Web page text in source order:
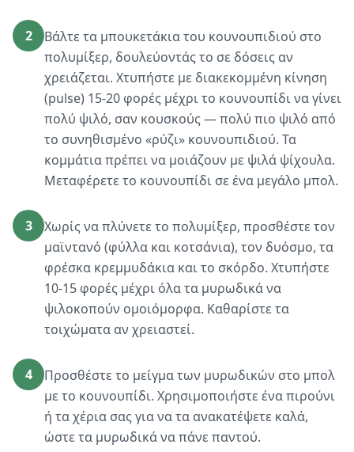
2
Βάλτε τα μπουκετάκια του κουνουπιδιού στο
πολυμίξερ, δουλεύοντάς το σε δόσεις αν
χρειάζεται. Χτυπήστε με διακεκομμένη κίνηση
(pulse) 15-20 φορές μέχρι το κουνουπίδι να γίνει
πολύ ψιλό, σαν κουσκούς — πολύ πιο ψιλό από
το συνηθισμένο «ρύζι» κουνουπιδιού. Τα
κομμάτια πρέπει να μοιάζουν με ψιλά ψίχουλα.
Μεταφέρετε το κουνουπίδι σε ένα μεγάλο μπολ.
3
Χωρίς να πλύνετε το πολυμίξερ, προσθέστε τον
μαϊντανό (φύλλα και κοτσάνια), τον δυόσμο, τα
φρέσκα κρεμμυδάκια και το σκόρδο. Χτυπήστε
10-15 φορές μέχρι όλα τα μυρωδικά να
ψιλοκοπούν ομοιόμορφα. Καθαρίστε τα
τοιχώματα αν χρειαστεί.
4
Προσθέστε το μείγμα των μυρωδικών στο μπολ
με το κουνουπίδι. Χρησιμοποιήστε ένα πιρούνι
ή τα χέρια σας για να τα ανακατέψετε καλά,
ώστε τα μυρωδικά να πάνε παντού.